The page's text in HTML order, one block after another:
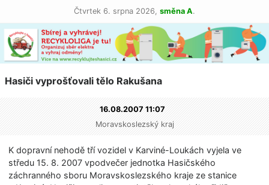
Čtvrtek 6. srpna 2026, směna A.
Hasiči vyprošťovali tělo Rakušana
16.08.2007 11:07
Moravskoslezský kraj
K dopravní nehodě tří vozidel v Karviné-Loukách vyjela ve
středu 15. 8. 2007 vpodvečer jednotka Hasičského
záchranného sboru Moravskoslezského kraje ze stanice